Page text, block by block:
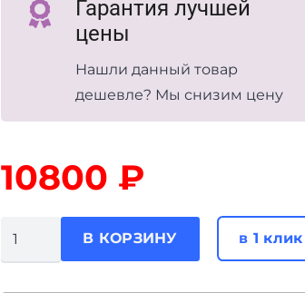
Гарантия лучшей
цены
Нашли данный товар
дешевле? Мы снизим цену
10800 ₽
В КОРЗИНУ в 1 клик